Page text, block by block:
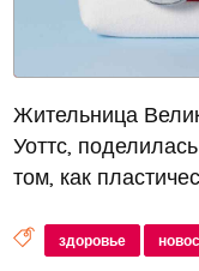
Жительница
Уоттс,
том, как
здоровьем. По
здоровье